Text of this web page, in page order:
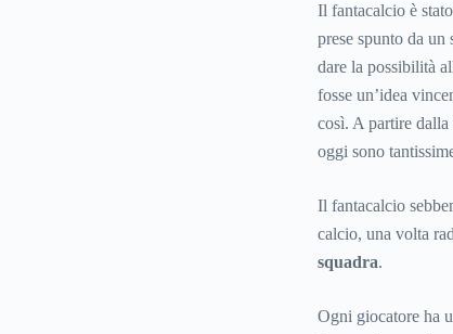
Il fantacalcio è stato
prese spunto da
dare la possibilità
fosse un’idea
così. A partire
oggi sono
Il fantacalcio
calcio, una volta
squadra.
Ogni giocatore ha